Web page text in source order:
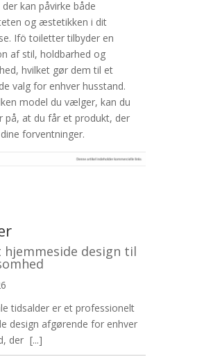
kan påvirke både
og æstetikken i dit
Ifö toiletter tilbyder en
af stil, holdbarhed og
hvilket gør dem til et
valg for enhver husstand.
model du vælger, kan du
på, at du får et produkt, der
forventninger.
hjemmeside design til
tidsalder er et professionelt
design afgørende for enhver
der [...]